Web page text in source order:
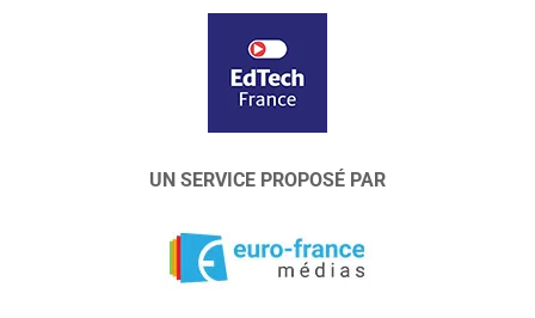
UN SERVICE PROPOSÉ PAR